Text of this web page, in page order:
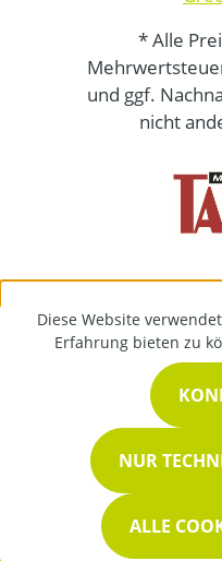
* Alle
und ggf.
nicht
Diese Website
Erfahrung bieten zu
NUR
ALLE